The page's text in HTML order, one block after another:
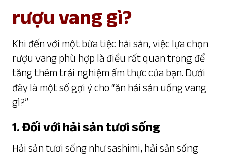
rượu vang gì?
Khi đến với một bữa tiệc hải sản, việc lựa chọn
rượu vang phù hợp là điều rất quan trọng để
tăng thêm trải nghiệm ẩm thực của bạn. Dưới
đây là một số gợi ý cho “ăn hải sản uống vang
gì?”
1. Đối với hải sản tươi sống
Hải sản tươi sống như sashimi, hải sản sống